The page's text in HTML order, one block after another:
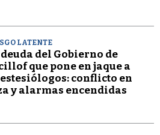
LATENTE
deuda del Gobierno de
que pone en jaque a
conflicto en
y alarmas encendidas